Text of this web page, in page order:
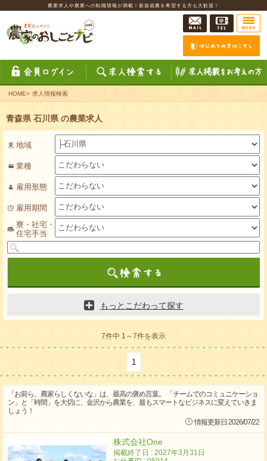
農業求人や農業への転職情報が満載！新規就農を希望する方も大歓迎！
HOME> 求人情報検索
青森県 石川県 の農業求人
地域
業種
雇用形態
雇用期間
寮・社宅・
住宅手当
もっとこだわって探す
7件中 1～7件を表示
1
「お前ら、農家らしくないな」は、最高の褒め言葉。 「チームでのコミュニケーショ
ン」と「時間」を大切に、金沢から農業を、最もスマートなビジネスに変えていきま
しょう！
情報更新日 2026/07/22
株式会社One
掲載終了日 : 2027年3月31日